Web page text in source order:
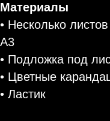
Материалы
• Несколько
А3
• Подложка под
• Цветные
• Ластик